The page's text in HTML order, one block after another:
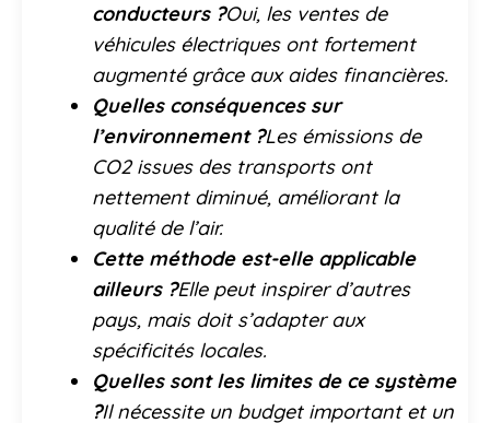
conducteurs ?Oui, les ventes de
véhicules électriques ont fortement
augmenté grâce aux aides financières.
Quelles conséquences sur
l’environnement ?Les émissions de
CO2 issues des transports ont
nettement diminué, améliorant la
qualité de l’air.
Cette méthode est-elle applicable
ailleurs ?Elle peut inspirer d’autres
pays, mais doit s’adapter aux
spécificités locales.
Quelles sont les limites de ce système
?Il nécessite un budget important et un